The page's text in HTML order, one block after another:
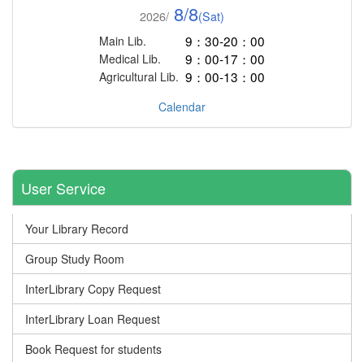
2026/ 8/8(Sat)
Main Lib.
9：30-20：00
Medical Lib. 9：00-17：00
Agricultural Lib. 9：00-13：00
Calendar
User Service
Your Library Record
Group Study Room
InterLibrary Copy Request
InterLibrary Loan Request
Book Request for students